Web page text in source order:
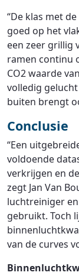
“De klas met
goed op het
een zeer grillig
ramen continu
CO2 waarde
volledig
buiten brengt
Conclusie
“Een
voldoende
verkrijgen en
zegt Jan Van
luchtreiniger
gebruikt. Toch
van de curves